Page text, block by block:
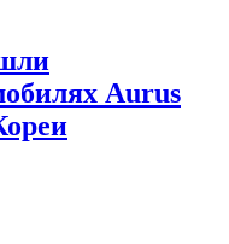
Aurus